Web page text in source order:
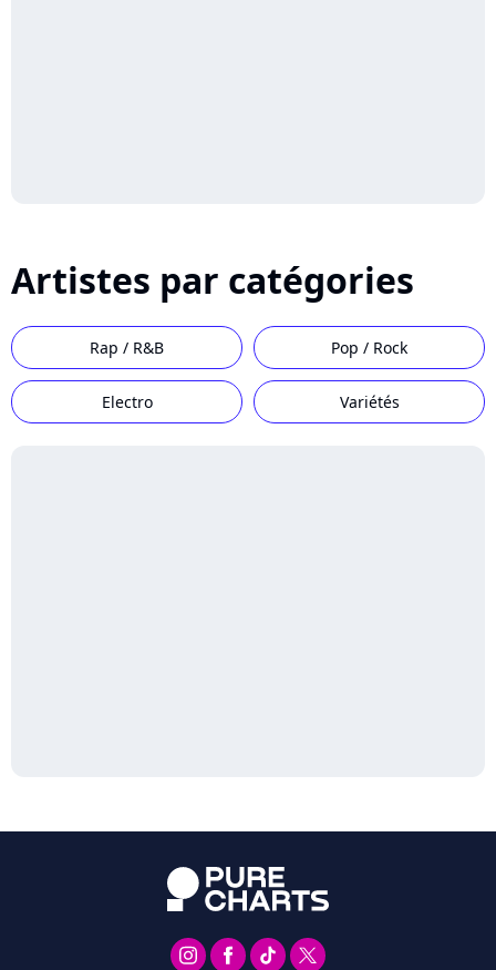
Artistes par catégories
Rap / R&B Pop / Rock
Electro Variétés